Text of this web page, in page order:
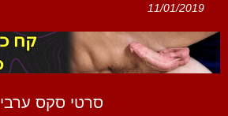
11/01/2019
סרטי סקס ערבי